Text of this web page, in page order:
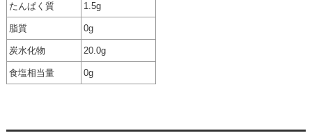
たんぱく質 1.5g
脂質 0g
炭水化物 20.0g
食塩相当量 0g